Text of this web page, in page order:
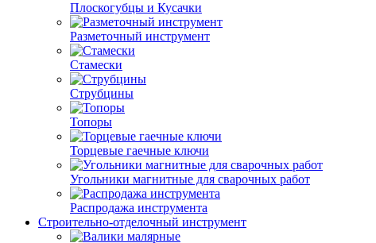
Плоскогубцы и Кусачки
Разметочный инструмент
Стамески
Струбцины
Топоры
Торцевые гаечные ключи
Угольники магнитные для сварочных работ
Распродажа инструмента
Строительно-отделочный инструмент